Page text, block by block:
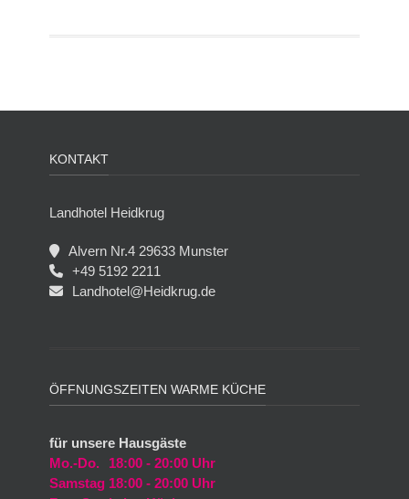
KONTAKT
Landhotel Heidkrug
Alvern Nr.4 29633 Munster
+49 5192 2211
Landhotel@Heidkrug.de
ÖFFNUNGSZEITEN WARME KÜCHE
für unsere Hausgäste
Mo.-Do.
18:00 - 20:00 Uhr
Samstag 18:00 - 20:00 Uhr